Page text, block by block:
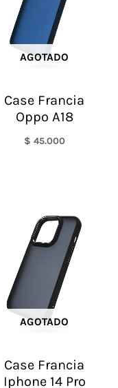
AGOTADO
Case Francia
Oppo A18
$ 45.000
AGOTADO
Case Francia
Iphone 14 Pro